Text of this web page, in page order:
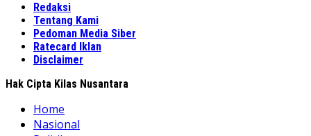
Redaksi
Tentang Kami
Pedoman Media Siber
Ratecard Iklan
Disclaimer
Hak Cipta Kilas Nusantara
Home
Nasional